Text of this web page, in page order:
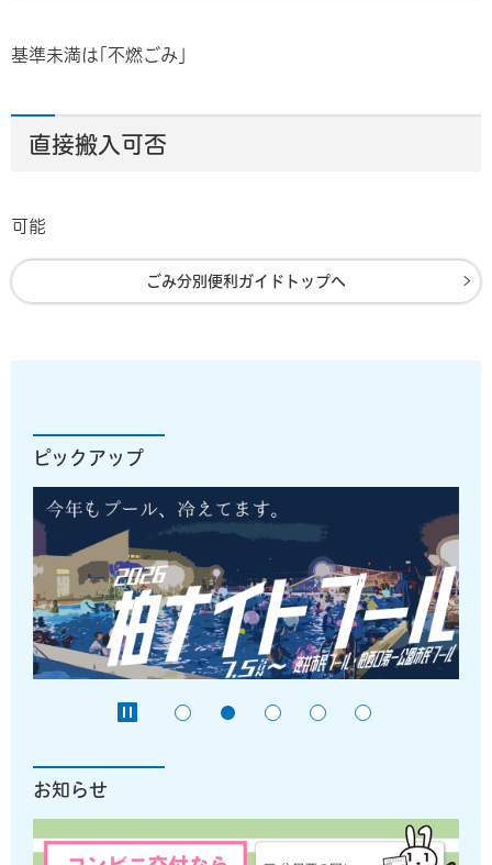
基準未満は｢不燃ごみ｣
直接搬入可否
可能
ごみ分別便利ガイドトップへ
ピックアップ
お知らせ